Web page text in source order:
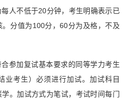
人不低于20分钟，考生明确表示已
分值为100分，60分为及格，不及
参加复试基本要求的同等学力考生
业考生）必须进行加试。加试科目
。加试方式为笔试，考试时间每门